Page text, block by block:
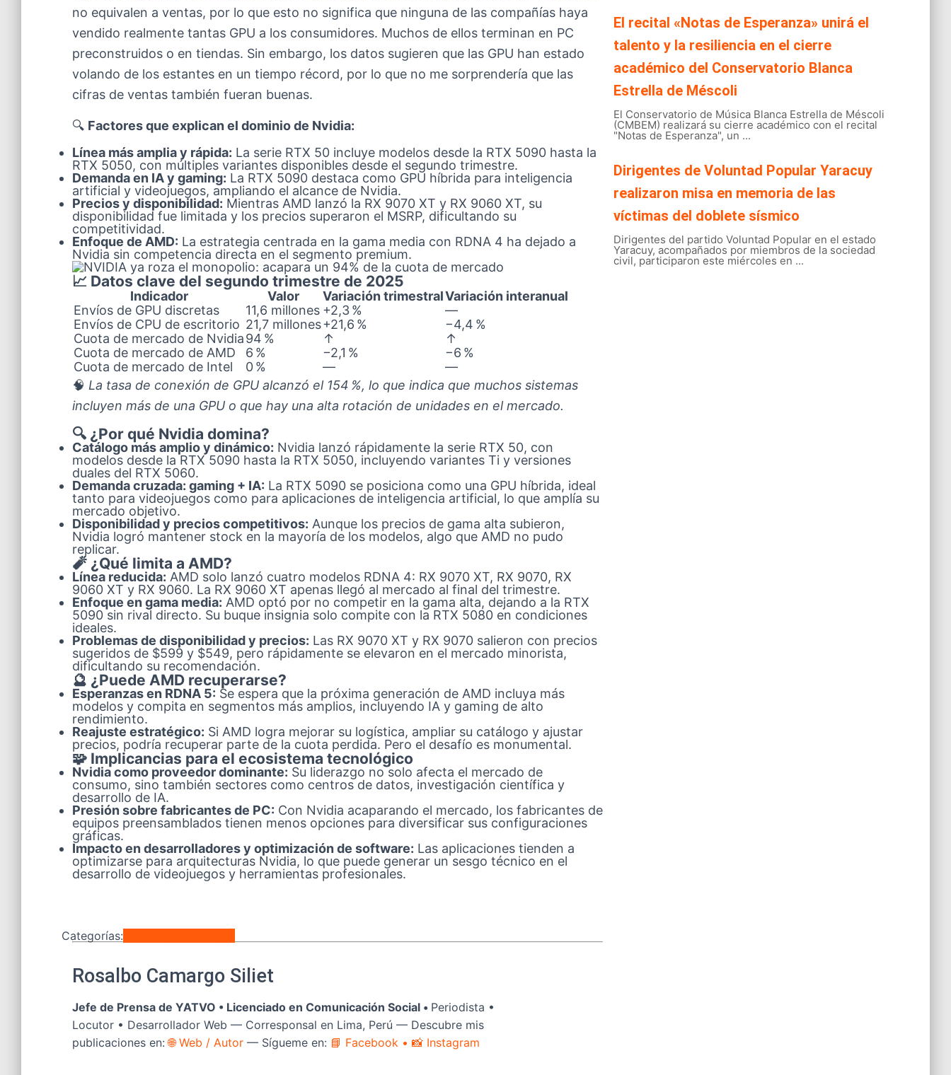
no equivalen a ventas, por lo que esto no significa que ninguna de las compañías haya
vendido realmente tantas GPU a los consumidores. Muchos de ellos terminan en PC
preconstruidos o en tiendas. Sin embargo, los datos sugieren que las GPU han estado
volando de los estantes en un tiempo récord, por lo que no me sorprendería que las
cifras de ventas también fueran buenas.
🔍 Factores que explican el dominio de Nvidia:
Línea más amplia y rápida: La serie RTX 50 incluye modelos desde la RTX 5090 hasta la
RTX 5050, con múltiples variantes disponibles desde el segundo trimestre.
Demanda en IA y gaming: La RTX 5090 destaca como GPU híbrida para inteligencia
artificial y videojuegos, ampliando el alcance de Nvidia.
Precios y disponibilidad: Mientras AMD lanzó la RX 9070 XT y RX 9060 XT, su
disponibilidad fue limitada y los precios superaron el MSRP, dificultando su
competitividad.
Enfoque de AMD: La estrategia centrada en la gama media con RDNA 4 ha dejado a
Nvidia sin competencia directa en el segmento premium.
📈 Datos clave del segundo trimestre de 2025
Indicador Valor Variación trimestralVariación interanual
Envíos de GPU discretas
11,6 millones +2,3 %
—
Envíos de CPU de escritorio 21,7 millones+21,6 %
−4,4 %
Cuota de mercado de Nvidia94 % ↑
↑
Cuota de mercado de AMD
6 % −2,1 %
−6 %
Cuota de mercado de Intel
0 % —
—
🧠 La tasa de conexión de GPU alcanzó el 154 %, lo que indica que muchos sistemas
incluyen más de una GPU o que hay una alta rotación de unidades en el mercado.
🔍 ¿Por qué Nvidia domina?
Catálogo más amplio y dinámico: Nvidia lanzó rápidamente la serie RTX 50, con
modelos desde la RTX 5090 hasta la RTX 5050, incluyendo variantes Ti y versiones
duales del RTX 5060.
Demanda cruzada: gaming + IA: La RTX 5090 se posiciona como una GPU híbrida, ideal
tanto para videojuegos como para aplicaciones de inteligencia artificial, lo que amplía su
mercado objetivo.
Disponibilidad y precios competitivos: Aunque los precios de gama alta subieron,
Nvidia logró mantener stock en la mayoría de los modelos, algo que AMD no pudo
replicar.
🧨 ¿Qué limita a AMD?
Línea reducida: AMD solo lanzó cuatro modelos RDNA 4: RX 9070 XT, RX 9070, RX
9060 XT y RX 9060. La RX 9060 XT apenas llegó al mercado al final del trimestre.
Enfoque en gama media: AMD optó por no competir en la gama alta, dejando a la RTX
5090 sin rival directo. Su buque insignia solo compite con la RTX 5080 en condiciones
ideales.
Problemas de disponibilidad y precios: Las RX 9070 XT y RX 9070 salieron con precios
sugeridos de $599 y $549, pero rápidamente se elevaron en el mercado minorista,
dificultando su recomendación.
🔮 ¿Puede AMD recuperarse?
Esperanzas en RDNA 5: Se espera que la próxima generación de AMD incluya más
modelos y compita en segmentos más amplios, incluyendo IA y gaming de alto
rendimiento.
Reajuste estratégico: Si AMD logra mejorar su logística, ampliar su catálogo y ajustar
precios, podría recuperar parte de la cuota perdida. Pero el desafío es monumental.
🧩 Implicancias para el ecosistema tecnológico
Nvidia como proveedor dominante: Su liderazgo no solo afecta el mercado de
consumo, sino también sectores como centros de datos, investigación científica y
desarrollo de IA.
Presión sobre fabricantes de PC: Con Nvidia acaparando el mercado, los fabricantes de
equipos preensamblados tienen menos opciones para diversificar sus configuraciones
gráficas.
Impacto en desarrolladores y optimización de software: Las aplicaciones tienden a
optimizarse para arquitecturas Nvidia, lo que puede generar un sesgo técnico en el
desarrollo de videojuegos y herramientas profesionales.
Categorías:
Rosalbo Camargo Siliet
Jefe de Prensa de YATVO • Licenciado en Comunicación Social • Periodista •
Locutor • Desarrollador Web — Corresponsal en Lima, Perú — Descubre mis
publicaciones en:🌐 Web / Autor — Sígueme en: 📘 Facebook • 📸 Instagram
El recital «Notas de Esperanza» unirá el
talento y la resiliencia en el cierre
académico del Conservatorio Blanca
Estrella de Méscoli
El Conservatorio de Música Blanca Estrella de Méscoli
(CMBEM) realizará su cierre académico con el recital
"Notas de Esperanza", un ...
Dirigentes de Voluntad Popular Yaracuy
realizaron misa en memoria de las
víctimas del doblete sísmico
Dirigentes del partido Voluntad Popular en el estado
Yaracuy, acompañados por miembros de la sociedad
civil, participaron este miércoles en ...